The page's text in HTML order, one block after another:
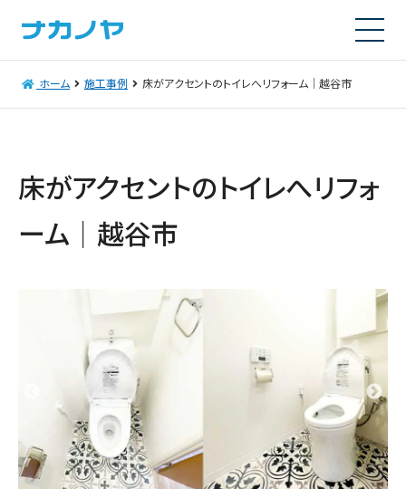
ホーム 施工事例 床がアクセントのトイレへリフォーム│越谷市
床がアクセントのトイレへリフォ
ーム│越谷市